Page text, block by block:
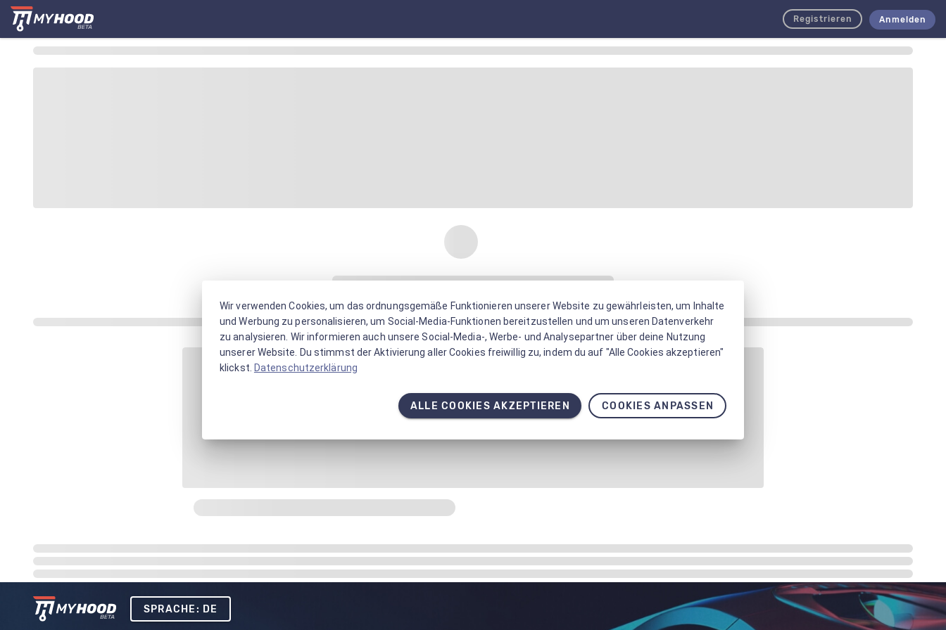
Registrieren Anmelden
SPRACHE: DE
Wir verwenden Cookies, um das ordnungsgemäße Funktionieren unserer Website zu gewährleisten, um Inhalte
und Werbung zu personalisieren, um Social-Media-Funktionen bereitzustellen und um unseren Datenverkehr
zu analysieren. Wir informieren auch unsere Social-Media-, Werbe- und Analysepartner über deine Nutzung
unserer Website. Du stimmst der Aktivierung aller Cookies freiwillig zu, indem du auf "Alle Cookies akzeptieren"
klickst. Datenschutzerklärung
ALLE COOKIES AKZEPTIEREN COOKIES ANPASSEN